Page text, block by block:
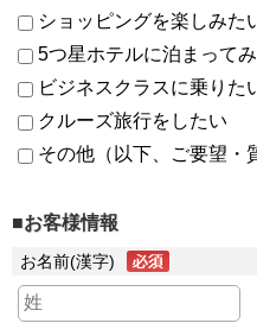
ショッピングを楽しみた
5つ星ホテルに泊まって
ビジネスクラスに乗りた
クルーズ旅行をしたい
その他（以下、ご要望・
■お客様情報
お名前(漢字)